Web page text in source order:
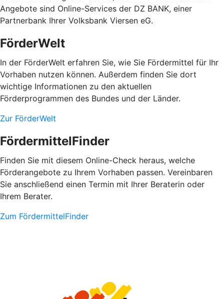
Angebote sind Online-Services der DZ BANK, einer
Partnerbank Ihrer Volksbank Viersen eG.
FörderWelt
In der FörderWelt erfahren Sie, wie Sie Fördermittel für Ihr
Vorhaben nutzen können. Außerdem finden Sie dort
wichtige Informationen zu den aktuellen
Förderprogrammen des Bundes und der Länder.
Zur FörderWelt
FördermittelFinder
Finden Sie mit diesem Online-Check heraus, welche
Förderangebote zu Ihrem Vorhaben passen. Vereinbaren
Sie anschließend einen Termin mit Ihrer Beraterin oder
Ihrem Berater.
Zum FördermittelFinder